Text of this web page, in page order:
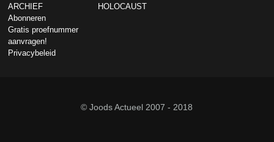
ARCHIEF
Abonneren
Gratis proefnummer
aanvragen!
Privacybeleid
HOLOCAUST
© Joods Actueel 2007 - 2018